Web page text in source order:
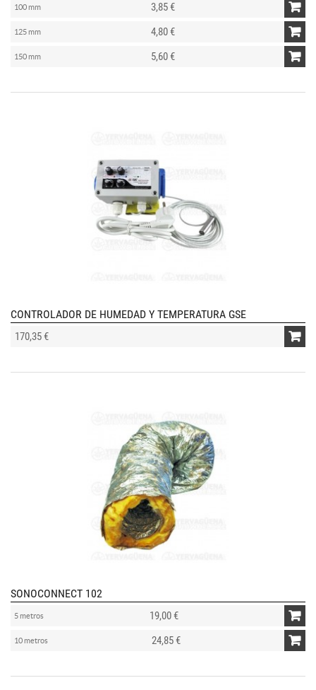
100 mm 3,85 €
125 mm 4,80 €
150 mm 5,60 €
CONTROLADOR DE HUMEDAD Y TEMPERATURA GSE
170,35 €
SONOCONNECT 102
5 metros 19,00 €
10 metros 24,85 €